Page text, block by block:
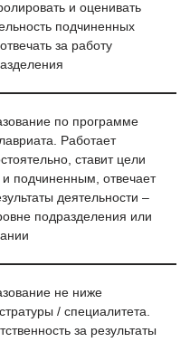
и оценивать
подчиненных
за работу
по программе
Работает
ставит цели
и подчиненным, отвечает
деятельности –
подразделения или
не ниже
/ специалитета.
за результаты